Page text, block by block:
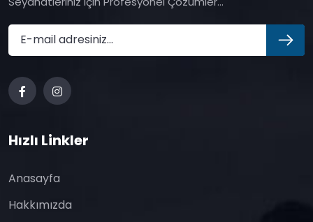
Hızlı Linkler
Anasayfa
Hakkımızda